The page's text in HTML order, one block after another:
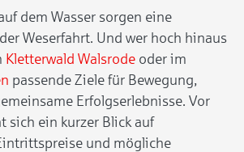
dem Wasser sorgen eine
Weserfahrt. Und wer hoch hinaus
Kletterwald Walsrode oder im
passende Ziele für Bewegung,
Erfolgserlebnisse. Vor
sich ein kurzer Blick auf
und mögliche